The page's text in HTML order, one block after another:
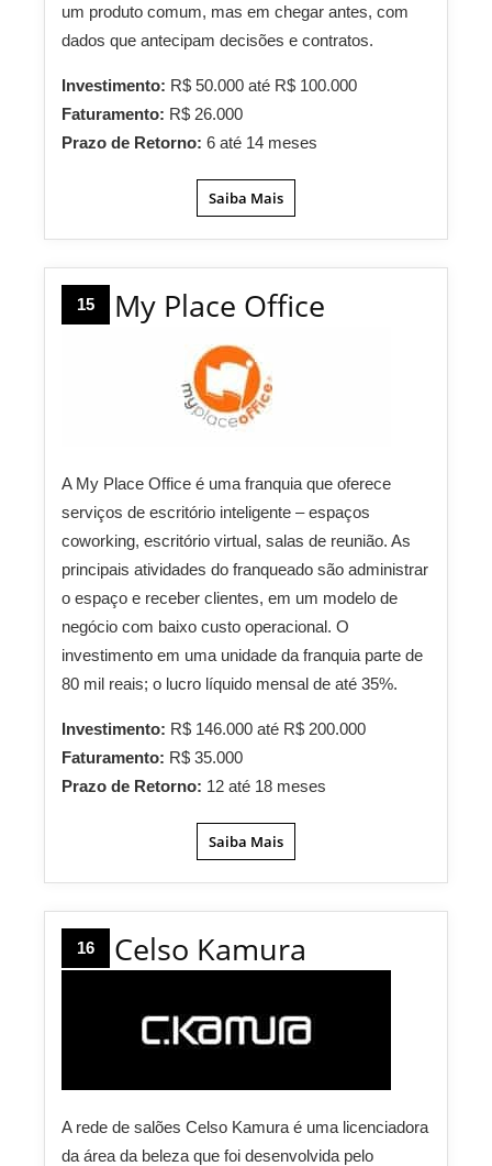
um produto comum, mas em chegar antes, com
dados que antecipam decisões e contratos.
Investimento: R$ 50.000 até R$ 100.000
Faturamento: R$ 26.000
Prazo de Retorno: 6 até 14 meses
Saiba Mais
15 My Place Office
A My Place Office é uma franquia que oferece
serviços de escritório inteligente – espaços
coworking, escritório virtual, salas de reunião. As
principais atividades do franqueado são administrar
o espaço e receber clientes, em um modelo de
negócio com baixo custo operacional. O
investimento em uma unidade da franquia parte de
80 mil reais; o lucro líquido mensal de até 35%.
Investimento: R$ 146.000 até R$ 200.000
Faturamento: R$ 35.000
Prazo de Retorno: 12 até 18 meses
Saiba Mais
16 Celso Kamura
A rede de salões Celso Kamura é uma licenciadora
da área da beleza que foi desenvolvida pelo